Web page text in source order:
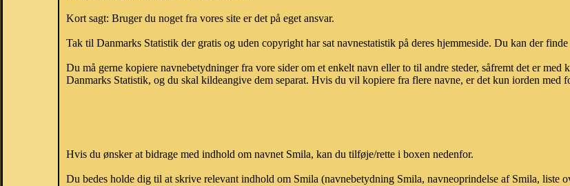
Kort sagt: Bruger du noget fra vores site er det på eget ansvar.
Tak til Danmarks Statistik der gratis og uden copyright har sat navnestatistik på deres hjemmeside. Du kan der
Du må gerne kopiere navnebetydninger fra vore sider om et enkelt navn eller to til andre steder, såfremt det er med
Danmarks Statistik, og du skal kildeangive dem separat. Hvis du vil kopiere fra flere navne, er det kun iorden med
Hvis du ønsker at bidrage med indhold om navnet Smila, kan du tilføje/rette i boxen nedenfor.
Du bedes holde dig til at skrive relevant indhold om Smila (navnebetydning Smila, navneoprindelse af Smila, liste